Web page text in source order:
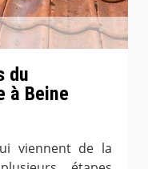
du
à Beine
viennent de la